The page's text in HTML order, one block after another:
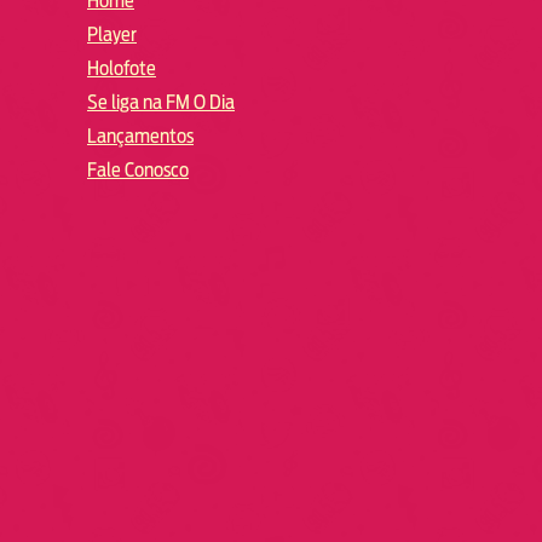
Player
Holofote
Se liga na FM O Dia
Lançamentos
Fale Conosco